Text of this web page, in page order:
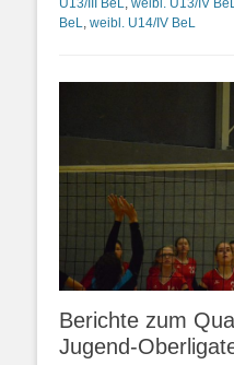
BeL
weibl. U14/IV BeL
Berichte zum
Jugend-